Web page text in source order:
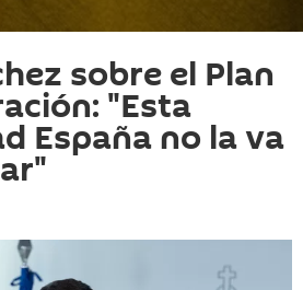
sobre el Plan
"Esta
España no la va